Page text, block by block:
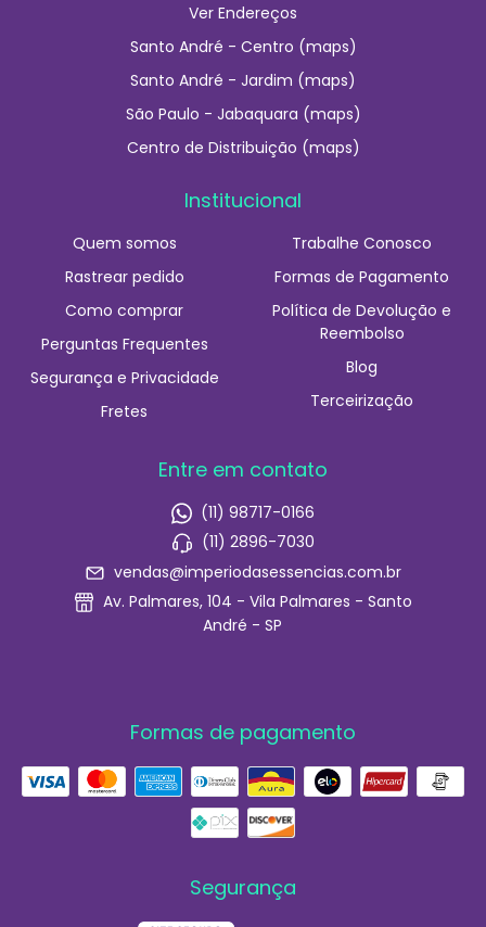
Ver Endereços
Santo André - Centro (maps)
Santo André - Jardim (maps)
São Paulo - Jabaquara (maps)
Centro de Distribuição (maps)
Institucional
Quem somos
Rastrear pedido
Como comprar
Perguntas Frequentes
Segurança e Privacidade
Fretes
Trabalhe Conosco
Formas de Pagamento
Política de Devolução e
Reembolso
Blog
Terceirização
Entre em contato
(11) 98717-0166
(11) 2896-7030
vendas@imperiodasessencias.com.br
Av. Palmares, 104 - Vila Palmares - Santo
André - SP
Formas de pagamento
Segurança